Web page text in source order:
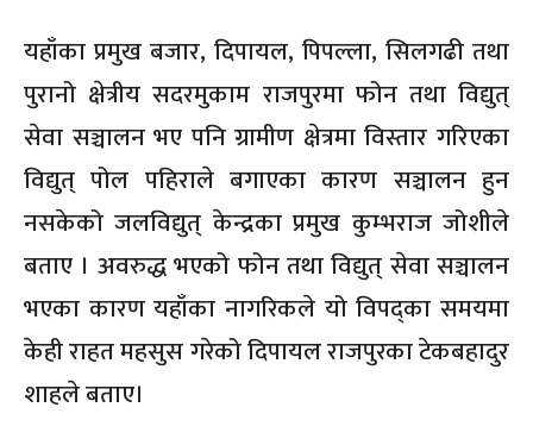
यहाँका प्रमुख बजार, दिपायल, पिपल्ला, सिलगढी तथा
पुरानो क्षेत्रीय सदरमुकाम राजपुरमा फोन तथा विद्युत्
सेवा सञ्चालन भए पनि ग्रामीण क्षेत्रमा विस्तार गरिएका
विद्युत् पोल पहिराले बगाएका कारण सञ्चालन हुन
नसकेको जलविद्युत् केन्द्रका प्रमुख कुम्भराज जोशीले
बताए । अवरुद्ध भएको फोन तथा विद्युत् सेवा सञ्चालन
भएका कारण यहाँका नागरिकले यो विपद्का समयमा
केही राहत महसुस गरेको दिपायल राजपुरका टेकबहादुर
शाहले बताए।